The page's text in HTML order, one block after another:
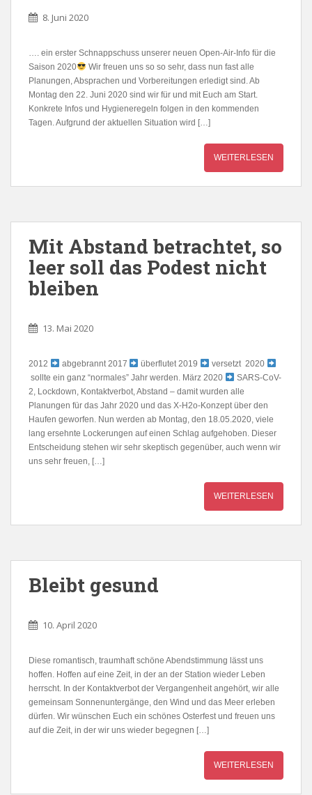
8. Juni 2020
…. ein erster Schnappschuss unserer neuen Open-Air-Info für die
Saison 2020
Wir freuen uns so so sehr, dass nun fast alle
Planungen, Absprachen und Vorbereitungen erledigt sind. Ab
Montag den 22. Juni 2020 sind wir für und mit Euch am Start.
Konkrete Infos und Hygieneregeln folgen in den kommenden
Tagen. Aufgrund der aktuellen Situation wird […]
WEITERLESEN
Mit Abstand betrachtet, so
leer soll das Podest nicht
bleiben
13. Mai 2020
2012 abgebrannt 2017 überflutet 2019
versetzt 2020
sollte ein ganz “normales” Jahr werden. März 2020
SARS-CoV-
2, Lockdown, Kontaktverbot, Abstand – damit wurden alle
Planungen für das Jahr 2020 und das X-H2o-Konzept über den
Haufen geworfen. Nun werden ab Montag, den 18.05.2020, viele
lang ersehnte Lockerungen auf einen Schlag aufgehoben. Dieser
Entscheidung stehen wir sehr skeptisch gegenüber, auch wenn wir
uns sehr freuen, […]
WEITERLESEN
Bleibt gesund
10. April 2020
Diese romantisch, traumhaft schöne Abendstimmung lässt uns
hoffen. Hoffen auf eine Zeit, in der an der Station wieder Leben
herrscht. In der Kontaktverbot der Vergangenheit angehört, wir alle
gemeinsam Sonnenuntergänge, den Wind und das Meer erleben
dürfen. Wir wünschen Euch ein schönes Osterfest und freuen uns
auf die Zeit, in der wir uns wieder begegnen […]
WEITERLESEN